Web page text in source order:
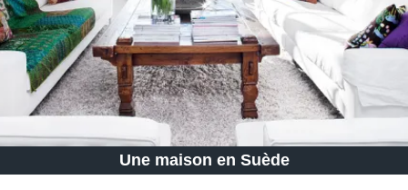
Une maison en Suède